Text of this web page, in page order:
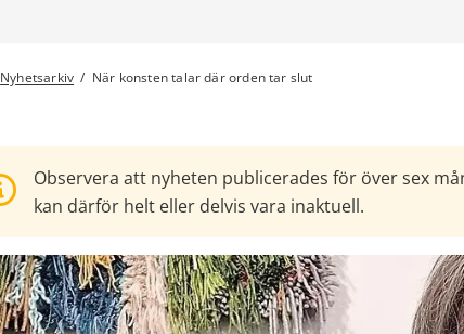
Nyhetsarkiv / När konsten talar där orden tar slut
Observera att nyheten publicerades för över sex
kan därför helt eller delvis vara inaktuell.